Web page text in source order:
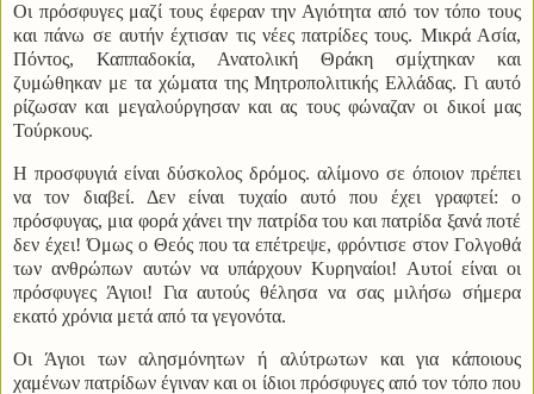
Οι πρόσφυγες μαζί τους έφεραν την Αγιότητα από τον τόπο τους
και πάνω σε αυτήν έχτισαν τις νέες πατρίδες τους. Μικρά Ασία,
Πόντος, Καππαδοκία, Ανατολική Θράκη σμίχτηκαν και
ζυμώθηκαν με τα χώματα της Μητροπολιτικής Ελλάδας. Γι αυτό
ρίζωσαν και μεγαλούργησαν και ας τους φώναζαν οι δικοί μας
Τούρκους.
Η προσφυγιά είναι δύσκολος δρόμος. αλίμονο σε όποιον πρέπει
να τον διαβεί. Δεν είναι τυχαίο αυτό που έχει γραφτεί: ο
πρόσφυγας, μια φορά χάνει την πατρίδα του και πατρίδα ξανά ποτέ
δεν έχει! Όμως ο Θεός που τα επέτρεψε, φρόντισε στον Γολγοθά
των ανθρώπων αυτών να υπάρχουν Κυρηναίοι! Αυτοί είναι οι
πρόσφυγες Άγιοι! Για αυτούς θέλησα να σας μιλήσω σήμερα
εκατό χρόνια μετά από τα γεγονότα.
Οι Άγιοι των αλησμόνητων ή αλύτρωτων και για κάποιους
χαμένων πατρίδων έγιναν και οι ίδιοι πρόσφυγες από τον τόπο που